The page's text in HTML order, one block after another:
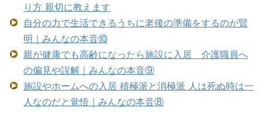
り方 親切に教えます
自分の力で生活できるうちに老後の準備をするのが賢
明｜みんなの本音⑩
親が健康でも高齢になったら施設に入居 介護職員へ
の偏見や誤解｜みんなの本音⑨
施設やホームへの入居 積極派と消極派 人は死ぬ時は一
人なのだと覚悟｜みんなの本音⑧